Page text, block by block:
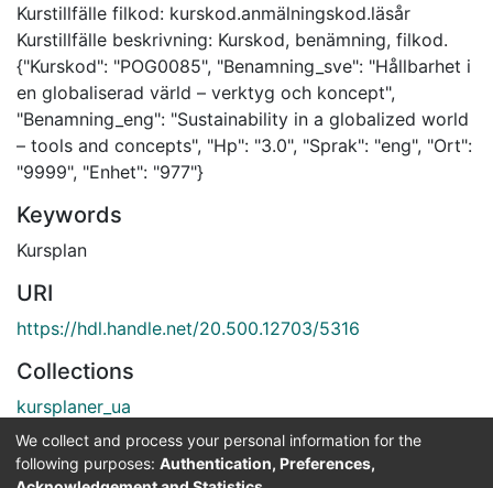
Kurstillfälle filkod: kurskod.anmälningskod.läsår
Kurstillfälle beskrivning: Kurskod, benämning, filkod.
{"Kurskod": "POG0085", "Benamning_sve": "Hållbarhet i
en globaliserad värld – verktyg och koncept",
"Benamning_eng": "Sustainability in a globalized world
– tools and concepts", "Hp": "3.0", "Sprak": "eng", "Ort":
"9999", "Enhet": "977"}
Keywords
Kursplan
URI
https://hdl.handle.net/20.500.12703/5316
Collections
kursplaner_ua
Full item page
We collect and process your personal information for the
following purposes: Authentication, Preferences,